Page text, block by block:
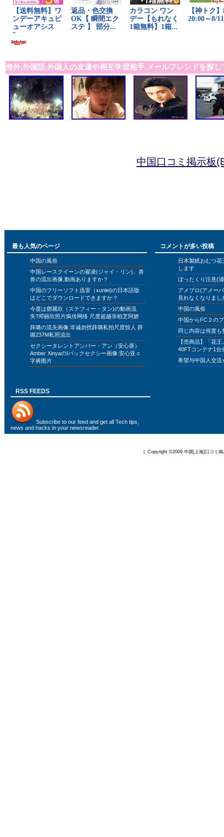
海外,外国語,外国人の友達や相互学習相手,メールフレンドを探し
中国口コミ掲示板
最も人気のページ
中国の風俗
中国レースクイーンの翟凌(ジャイ・リン)、兽
兽の流出画像,動画ありますか？
中国のフリーソフト迅雷（xunlei)の日本語版
はどこでダウンロードできますか？
今度は鄧麗欣（ステフィー・タン)の動画流
失?邓丽欣照片疯传网络 尺度超越张柏芝阿娇
薛璐の流失画像:非诚勿扰薛璐私拍尺度惊人 薛
璐237M私照流出
セクシータレントアンバー・アン（安心亜）
Amber XinyaのIバックセクシー画像:安心亚 c
字裤图片
コメントが多い投稿
日本製紙おむつ
します
ぼったくり注意(
アメブロ(アメー
見れなくなりまし
中国の風俗
中国からFC２の
同じ内容は何度
【売商品】「花
40FTコンテナ1台
希望与中国人交
RSS FEEDS
Subscribe to our feed and get all Tech tips,
news and hacks in your newsreader.
| Copyright ©2009 中国[上海]口コミ掲